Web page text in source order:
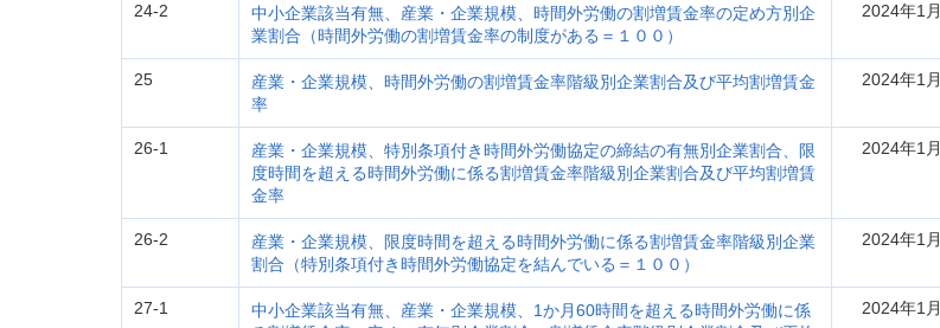
24-2
中小企業該当有無、産業・企業規模、時間外労働の割増賃金率の定め方別企
業割合（時間外労働の割増賃金率の制度がある＝１００）
2024年1月
25
産業・企業規模、時間外労働の割増賃金率階級別企業割合及び平均割増賃金
率
2024年1月
26-1
産業・企業規模、特別条項付き時間外労働協定の締結の有無別企業割合、限
度時間を超える時間外労働に係る割増賃金率階級別企業割合及び平均割増賃
金率
2024年1月
26-2
産業・企業規模、限度時間を超える時間外労働に係る割増賃金率階級別企業
割合（特別条項付き時間外労働協定を結んでいる＝１００）
2024年1月
27-1
中小企業該当有無、産業・企業規模、1か月60時間を超える時間外労働に係
2024年1月